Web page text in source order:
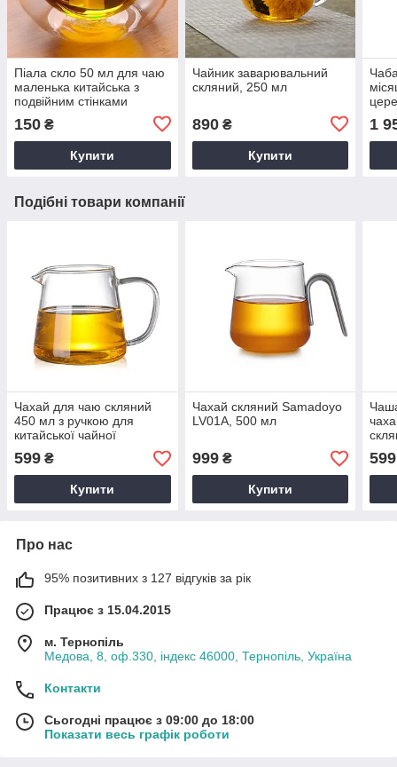
Піала скло 50 мл для чаю
маленька китайська з
подвійним стінками
150 ₴
Купити
Чайник заварювальний
скляний, 250 мл
890₴
Купити
1
Подібні товари компанії
Чахай для чаю скляний
450 мл з ручкою для
китайської чайної
церемонії
599 ₴
Купити
Чахай скляний Samadoyo
LV01A, 500 мл
999₴
Купити
599
Про нас
95% позитивних з 127 відгуків за рік
Працює з 15.04.2015
м. Тернопіль
Медова, 8, оф.330, індекс 46000, Тернопіль, Україна
Контакти
Сьогодні працює з 09:00 до 18:00
Показати весь графік роботи